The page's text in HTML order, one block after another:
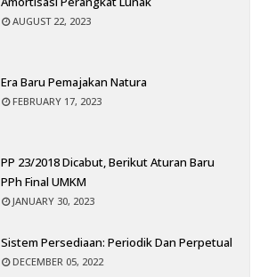
AUGUST 22, 2023
Era Baru Pemajakan Natura
FEBRUARY 17, 2023
PP 23/2018 Dicabut, Berikut Aturan Baru
PPh Final UMKM
JANUARY 30, 2023
Sistem Persediaan: Periodik Dan Perpetual
DECEMBER 05, 2022